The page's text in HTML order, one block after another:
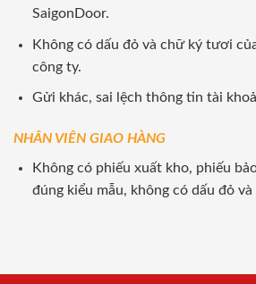
SaigonDoor.
Không có dấu đỏ và chữ ký tươi
công ty.
Gửi khác, sai lệch thông tin tài
NHÂN VIÊN GIAO HÀNG
Không có phiếu xuất kho, phiếu
đúng kiểu mẫu, không có dấu đỏ